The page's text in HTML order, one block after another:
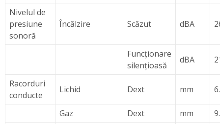
Nivelul de
presiune
sonoră
Încălzire Scăzut dBA
Funcţionare
silenţioasă
dBA
Racorduri
conducte
Lichid Dext mm
Gaz Dext mm